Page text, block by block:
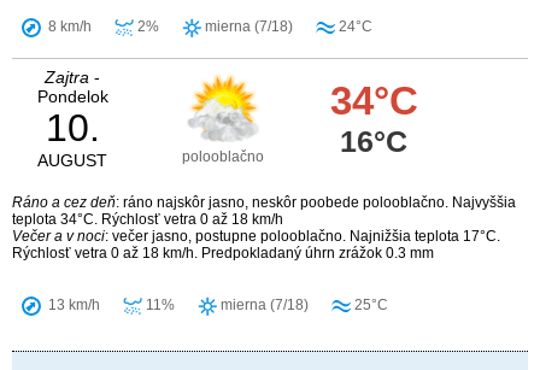
8 km/h 2% mierna (7/18) 24°C
Zajtra -
Pondelok
10.
AUGUST polooblačno
34°C
16°C
Ráno a cez deň: ráno najskôr jasno, neskôr poobede polooblačno. Najvyššia
teplota 34°C. Rýchlosť vetra 0 až 18 km/h
Večer a v noci: večer jasno, postupne polooblačno. Najnižšia teplota 17°C.
Rýchlosť vetra 0 až 18 km/h. Predpokladaný úhrn zrážok 0.3 mm
13 km/h 11% mierna (7/18) 25°C